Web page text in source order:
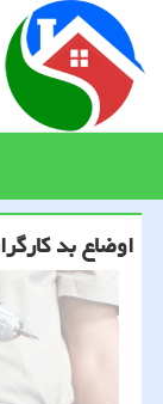
اوضاع بد